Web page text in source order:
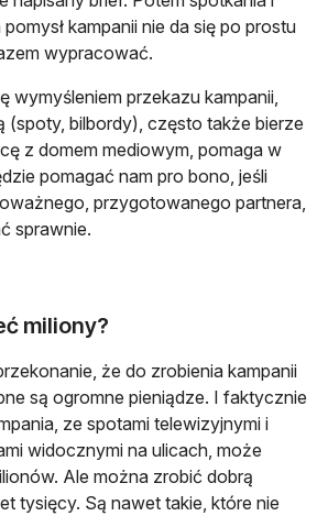
kampanii nie da się po prostu
wypracować.
wymyśleniem przekazu kampanii,
(spoty, bilbordy), często także bierze
z domem mediowym, pomaga w
pomagać nam pro bono, jeśli
przygotowanego partnera,
sprawnie.
miliony?
że do zrobienia kampanii
są ogromne pieniądze. I faktycznie
ze spotami telewizyjnymi i
widocznymi na ulicach, może
Ale można zrobić dobrą
tysięcy. Są nawet takie, które nie